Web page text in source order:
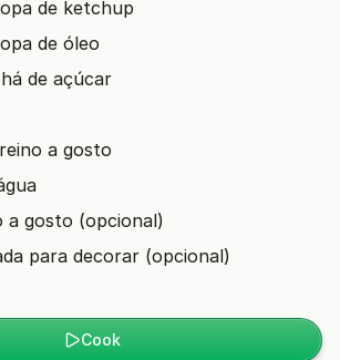
de ketchup
de óleo
de açúcar
a gosto
a gosto (opcional)
para decorar (opcional)
Cook